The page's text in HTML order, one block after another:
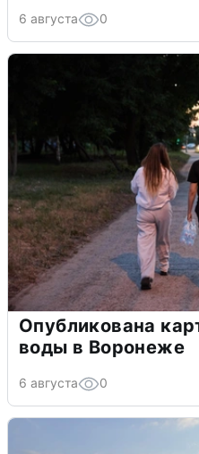
6 августа 0
Опубликована
воды в Воронеже
6 августа 0